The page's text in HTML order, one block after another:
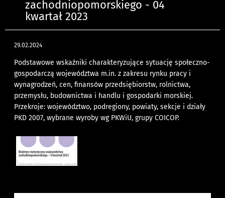
zachodniopomorskiego - 04
kwartał 2023
29.02.2024
Podstawowe wskaźniki charakteryzujące sytuację społeczno-
gospodarczą województwa m.in. z zakresu rynku pracy i
wynagrodzeń, cen, finansów przedsiębiorstw, rolnictwa,
przemysłu, budownictwa i handlu i gospodarki morskiej.
Przekroje: województwo, podregiony, powiaty, sekcje i działy
PKD 2007, wybrane wyroby wg PKWiU, grupy COICOP.